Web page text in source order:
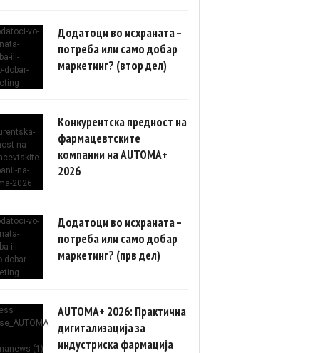
Додатоци во исхраната –
потреба или само добар
маркетинг? (втор дел)
Конкурентска предност на
фармацевтските
компании на AUTOMA+
2026
Додатоци во исхраната –
потреба или само добар
маркетинг? (прв дел)
AUTOMA+ 2026: Практична
дигитализација за
индустриска фармација